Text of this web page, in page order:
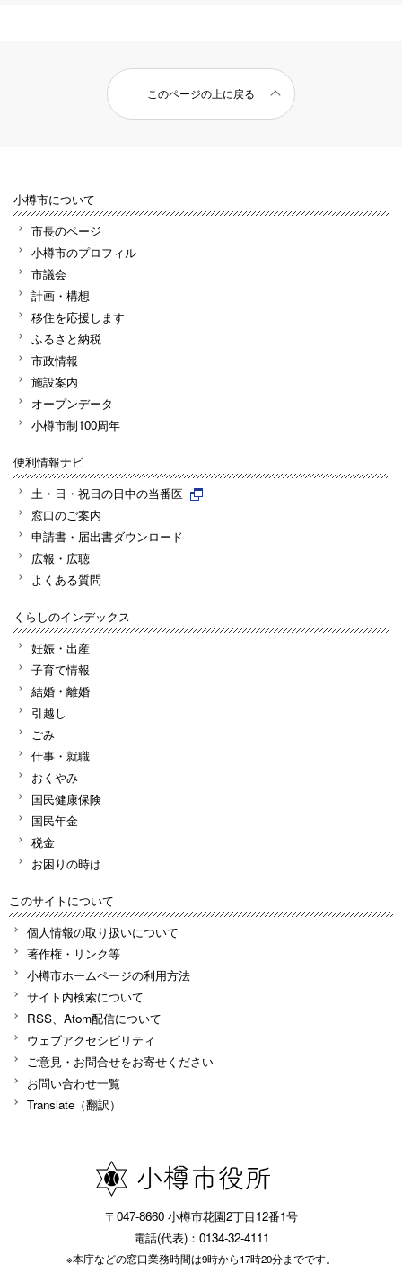
このページの上に戻る
小樽市について
市長のページ
小樽市のプロフィル
市議会
計画・構想
移住を応援します
ふるさと納税
市政情報
施設案内
オープンデータ
小樽市制100周年
便利情報ナビ
土・日・祝日の日中の当番医
窓口のご案内
申請書・届出書ダウンロード
広報・広聴
よくある質問
くらしのインデックス
妊娠・出産
子育て情報
結婚・離婚
引越し
ごみ
仕事・就職
おくやみ
国民健康保険
国民年金
税金
お困りの時は
このサイトについて
個人情報の取り扱いについて
著作権・リンク等
小樽市ホームページの利用方法
サイト内検索について
RSS、Atom配信について
ウェブアクセシビリティ
ご意見・お問合せをお寄せください
お問い合わせ一覧
Translate（翻訳）
〒047-8660 小樽市花園2丁目12番1号
電話(代表)：0134-32-4111
※本庁などの窓口業務時間は9時から17時20分までです。